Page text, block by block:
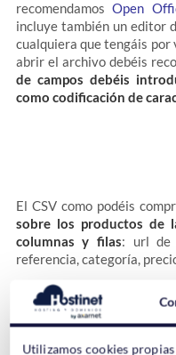
recomendamosOpen
incluye también un editor
cualquiera que tengáis por
abrir el archivo debéis
de campos debéis
como codificación de
El CSV como podéis
sobre los productos de
columnas y filas: url de
referencia, categoría,
Hay que tener en
servirán paracrear
pongáis en dicha fila. Yen
Utilizamos cookies